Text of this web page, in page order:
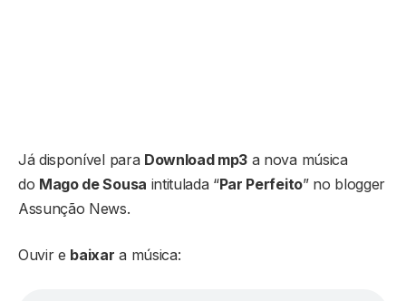
Já disponível para Download mp3 a nova música
do Mago de Sousa intitulada “Par Perfeito” no blogger
Assunção News.
Ouvir e baixar a música: